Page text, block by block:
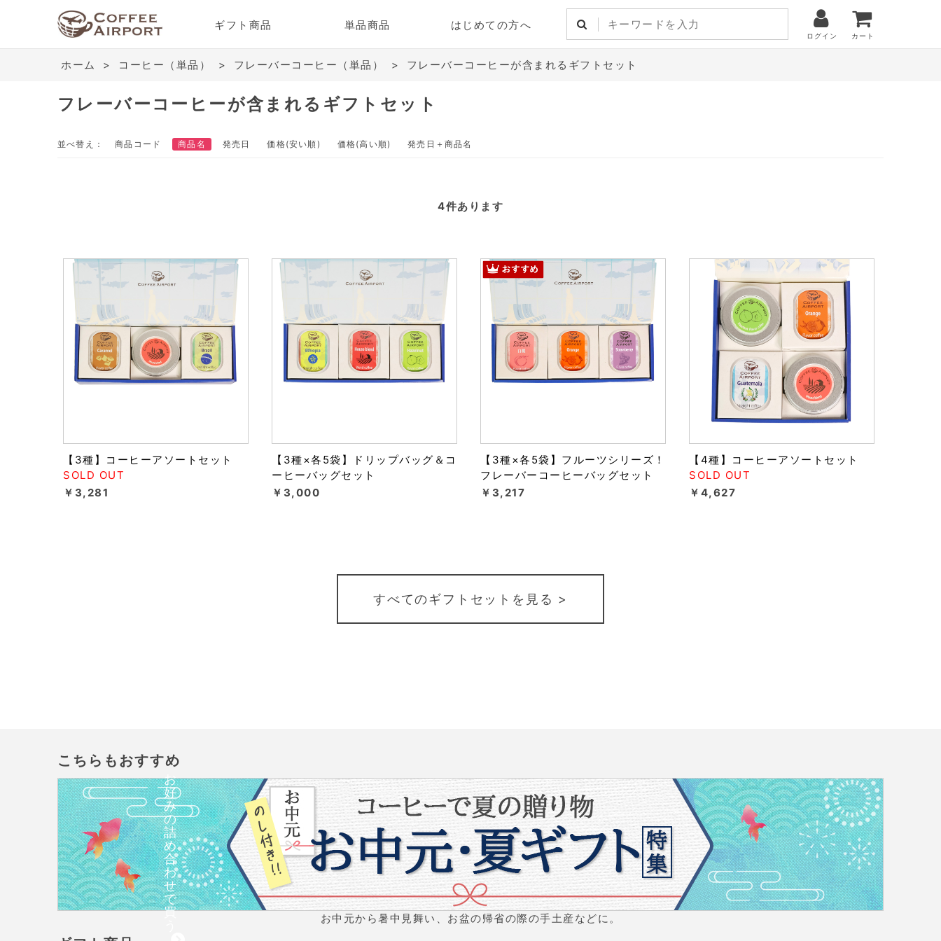
ギフト商品 単品商品 はじめての方へ
ログイン カート
ホーム > コーヒー（単品） > フレーバーコーヒー（単品） > フレーバーコーヒーが含まれるギフトセット
フレーバーコーヒーが含まれるギフトセット
並べ替え： 商品コード 商品名 発売日 価格(安い順) 価格(高い順) 発売日＋商品名
4件あります
【3種】コーヒーアソートセット
SOLD OUT
￥3,281
【3種×各5袋】ドリップバッグ＆コ
ーヒーバッグセット
￥3,000
【3種×各5袋】フルーツシリーズ！
フレーバーコーヒーバッグセット
￥3,217
【4種】コーヒーアソートセット
SOLD OUT
￥4,627
すべてのギフトセットを見る >
こちらもおすすめ
お中元から暑中見舞い、お盆の帰省の際の手土産などに。
お
好
み
の
詰
め
合
わ
せ
で
買